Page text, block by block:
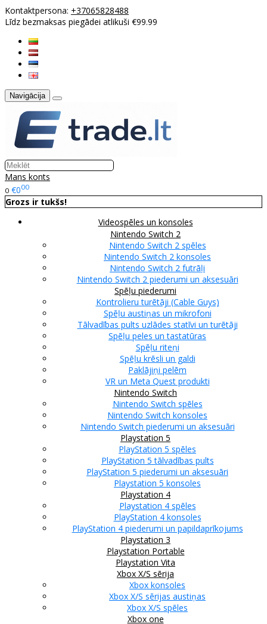
Kontaktpersona: +37065828488
Līdz bezmaksas piegādei atlikuši €99.99
Navigācija
Mans konts
0 €000
Grozs ir tukšs!
Videospēles un konsoles
Nintendo Switch 2
Nintendo Switch 2 spēles
Nintendo Switch 2 konsoles
Nintendo Switch 2 futrāļi
Nintendo Switch 2 piederumi un aksesuāri
Spēļu piederumi
Kontrolieru turētāji (Cable Guys)
Spēļu austiņas un mikrofoni
Tālvadības pults uzlādes statīvi un turētāji
Spēļu peles un tastatūras
Spēļu riteņi
Spēļu krēsli un galdi
Paklājiņi pelēm
VR un Meta Quest produkti
Nintendo Switch
Nintendo Switch spēles
Nintendo Switch konsoles
Nintendo Switch piederumi un aksesuāri
Playstation 5
PlayStation 5 spēles
PlayStation 5 tālvadības pults
PlayStation 5 piederumi un aksesuāri
Playstation 5 konsoles
Playstation 4
Playstation 4 spēles
PlayStation 4 konsoles
PlayStation 4 piederumi un papildaprīkojums
Playstation 3
Playstation Portable
Playstation Vita
Xbox X/S sērija
Xbox konsoles
Xbox X/S sērijas austiņas
Xbox X/S spēles
Xbox one